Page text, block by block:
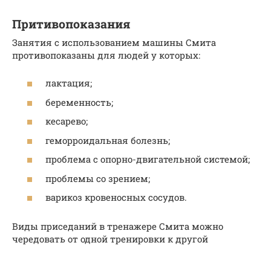
Притивопоказания
Занятия с использованием машины Смита
противопоказаны для людей у которых:
лактация;
беременность;
кесарево;
геморроидальная болезнь;
проблема с опорно-двигательной системой;
проблемы со зрением;
варикоз кровеносных сосудов.
Виды приседаний в тренажере Смита можно
чередовать от одной тренировки к другой